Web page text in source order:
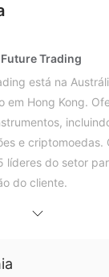
Trading
está na
em Hong Kong.
e criptomoedas.
líderes do setor
do cliente.
MetaTrader 5,